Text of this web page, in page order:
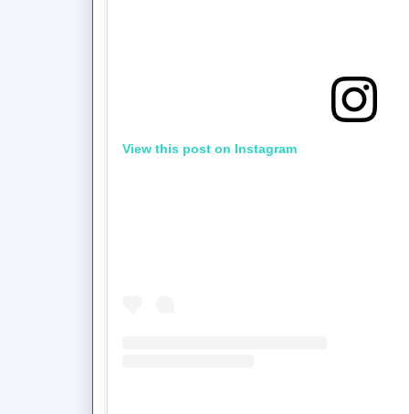
View this post on Instagram